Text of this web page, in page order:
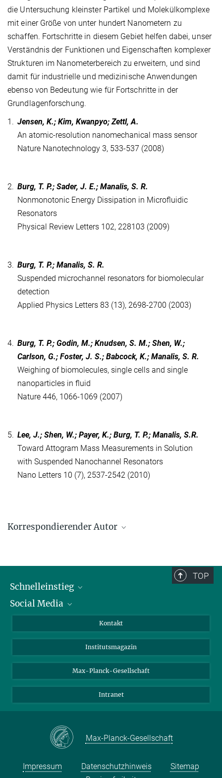
die Untersuchung kleinster Partikel und Molekülkomplexe
mit einer Größe von unter hundert Nanometern zu
schaffen. Fortschritte in diesem Gebiet helfen dabei, unser
Verständnis der Funktionen und Eigenschaften komplexer
Strukturen im Nanometerbereich zu erweitern, und sind
damit für industrielle und medizinische Anwendungen
ebenso von Bedeutung wie für Fortschritte in der
Grundlagenforschung.
1. Jensen, K.; Kim, Kwanpyo; Zettl, A.
An atomic-resolution nanomechanical mass sensor
Nature Nanotechnology 3, 533-537 (2008)
2. Burg, T. P.; Sader, J. E.; Manalis, S. R.
Nonmonotonic Energy Dissipation in Microfluidic
Resonators
Physical Review Letters 102, 228103 (2009)
3. Burg, T. P.; Manalis, S. R.
Suspended microchannel resonators for biomolecular
detection
Applied Physics Letters 83 (13), 2698-2700 (2003)
4. Burg, T. P.; Godin, M.; Knudsen, S. M.; Shen, W.;
Carlson, G.; Foster, J. S.; Babcock, K.; Manalis, S. R.
Weighing of biomolecules, single cells and single
nanoparticles in fluid
Nature 446, 1066-1069 (2007)
5. Lee, J.; Shen, W.; Payer, K.; Burg, T. P.; Manalis, S.R.
Toward Attogram Mass Measurements in Solution
with Suspended Nanochannel Resonators
Nano Letters 10 (7), 2537-2542 (2010)
Korrespondierender Autor
tburg@mpibpc.mpg.de
TOP
Schnelleinstieg
Alumni
Fördernde
Schulen
Studierende
Social Media
Bluesky
Facebook
YouTube
Kontakt
Institutsmagazin
Max-Planck-Gesellschaft
Intranet
Max-Planck-Gesellschaft
Impressum Datenschutzhinweis
Sitemap